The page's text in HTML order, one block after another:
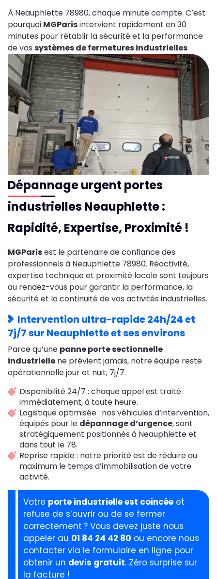
À Neauphlette 78980, chaque minute compte. C’est
pourquoi MGParisintervient rapidement en 30
minutes pour rétablir la sécurité et la performance
de vos systèmes de fermetures industrielles.
Dépannage urgent portes
industrielles Neauphlette :
Rapidité, Expertise, Proximité !
MGParisest le partenaire de confiance des
professionnels à Neauphlette 78980. Réactivité,
expertise technique et proximité locale sont toujours
au rendez-vous pour garantir la performance, la
sécurité et la continuité de vos activités industrielles.
Intervention ultra-rapide 24h/24 et
7j/7 sur Neauphlette et ses environs
Parce qu’une panne porte sectionnelle
industrielle ne prévient jamais, notre équipe reste
opérationnelle jour et nuit, 7j/7.
Disponibilité 24/7 : chaque appel est traité
immédiatement, à toute heure.
Logistique optimisée : nos véhicules d’intervention,
équipés pour le dépannage d’urgence, sont
stratégiquement positionnés à Neauphlette et
dans tout le 78.
Reprise rapide : notre priorité est de réduire au
maximum le temps d’immobilisation de votre
activité.
Votre porte industrielle est coincée et
refuse de s’ouvrir ou de se fermer
correctement ? Vous devez juste nous
appeler au 01 84 24 42 80 ou encore nous
contacter via le formulaire en ligne pour
obtenir un devis gratuit. Zéro surprise sur
la facture !